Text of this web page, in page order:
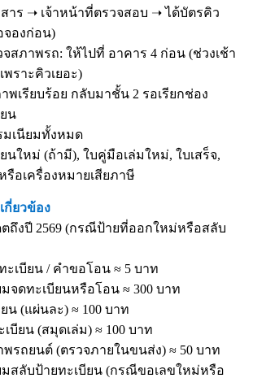
สาร ➝ เจ้าหน้าที่ตรวจสอบ ➝ ได้บัตรคิว
จองก่อน)
สภาพรถ: ให้ไปที่ อาคาร 4 ก่อน (ช่วงเช้า
พราะคิวเยอะ)
พเรียบร้อย กลับมาชั้น 2 รอเรียกช่อง
น
มเนียมทั้งหมด
นใหม่ (ถ้ามี), ใบคู่มือเล่มใหม่, ใบเสร็จ,
รือเครื่องหมายเสียภาษี
กี่ยวข้อง
ตถึงปี 2569 (กรณีป้ายที่ออกใหม่หรือสลับ
เบียน / คำขอโอน ≈ 5 บาท
จดทะเบียนหรือโอน ≈ 300 บาท
น (แผ่นละ) ≈ 100 บาท
บียน (สมุดเล่ม) ≈ 100 บาท
รถยนต์ (ตรวจภายในขนส่ง) ≈ 50 บาท
มสลับป้ายทะเบียน (กรณีขอเลขใหม่หรือ